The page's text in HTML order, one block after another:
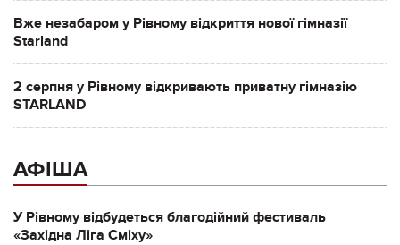
Вже незабаром у Рівному відкриття нової гімназії
Starland
2 серпня у Рівному відкривають приватну гімназію
STARLAND
АФІША
У Рівному відбудеться благодійний фестиваль
«Західна Ліга Сміху»